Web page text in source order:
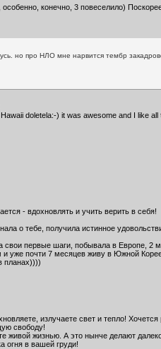
конечно, 3 повеселило)
но про НЛО мне нарвится тембр
doletela:-) it was awesome and I like
- вдохновлять и учить верить в себя!
о тебе, получила истинное
свои первые шаги, побывала в Европе, 2
и уже почти 7 месяцев живу в Южной
планах))))
излучаете свет и тепло!
свободу!
живой жизнью. А это нынче делают
огня в вашей груди!